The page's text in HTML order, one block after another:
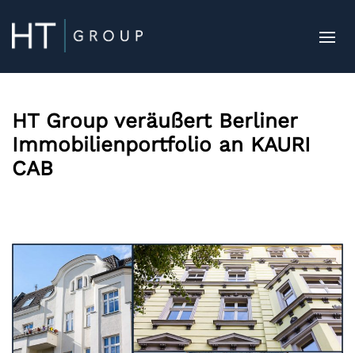
HT Group veräußert Berliner
Immobilienportfolio an KAURI
CAB